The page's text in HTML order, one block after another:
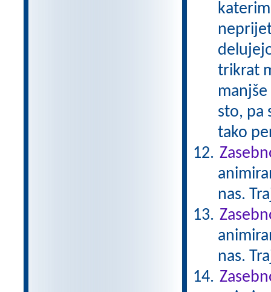
trikrat
sto, pa
tako
nas.
nas.